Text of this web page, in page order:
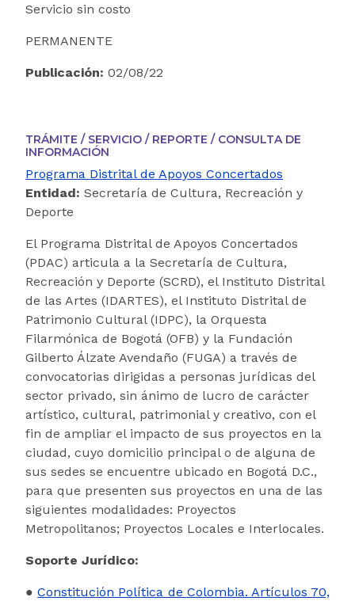
Servicio sin costo
PERMANENTE
Publicación: 02/08/22
TRÁMITE / SERVICIO / REPORTE / CONSULTA DE
INFORMACIÓN
Programa Distrital de Apoyos Concertados
Entidad: Secretaría de Cultura, Recreación y
Deporte
El Programa Distrital de Apoyos Concertados
(PDAC) articula a la Secretaría de Cultura,
Recreación y Deporte (SCRD), el Instituto Distrital
de las Artes (IDARTES), el Instituto Distrital de
Patrimonio Cultural (IDPC), la Orquesta
Filarmónica de Bogotá (OFB) y la Fundación
Gilberto Álzate Avendaño (FUGA) a través de
convocatorias dirigidas a personas jurídicas del
sector privado, sin ánimo de lucro de carácter
artístico, cultural, patrimonial y creativo, con el
fin de ampliar el impacto de sus proyectos en la
ciudad, cuyo domicilio principal o de alguna de
sus sedes se encuentre ubicado en Bogotá D.C.,
para que presenten sus proyectos en una de las
siguientes modalidades: Proyectos
Metropolitanos; Proyectos Locales e Interlocales.
Soporte Jurídico:
●Constitución Política de Colombia. Artículos 70,